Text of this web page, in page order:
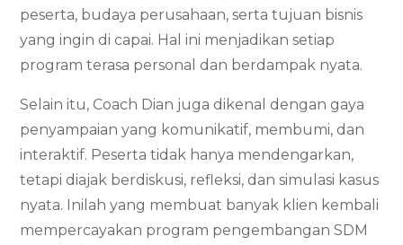
peserta, budaya perusahaan, serta tujuan bisnis
yang ingin di capai. Hal ini menjadikan setiap
program terasa personal dan berdampak nyata.
Selain itu, Coach Dian juga dikenal dengan gaya
penyampaian yang komunikatif, membumi, dan
interaktif. Peserta tidak hanya mendengarkan,
tetapi diajak berdiskusi, refleksi, dan simulasi kasus
nyata. Inilah yang membuat banyak klien kembali
mempercayakan program pengembangan SDM